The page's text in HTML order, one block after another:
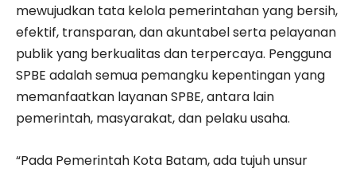
mewujudkan tata kelola pemerintahan yang bersih,
efektif, transparan, dan akuntabel serta pelayanan
publik yang berkualitas dan terpercaya. Pengguna
SPBE adalah semua pemangku kepentingan yang
memanfaatkan layanan SPBE, antara lain
pemerintah, masyarakat, dan pelaku usaha.
“Pada Pemerintah Kota Batam, ada tujuh unsur